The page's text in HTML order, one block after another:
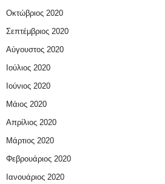
Οκτώβριος 2020
Σεπτέμβριος 2020
Αύγουστος 2020
Ιούλιος 2020
Ιούνιος 2020
Μάιος 2020
Απρίλιος 2020
Μάρτιος 2020
Φεβρουάριος 2020
Ιανουάριος 2020